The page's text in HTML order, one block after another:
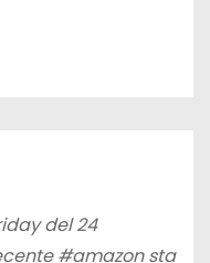
del 24
#amazonsta